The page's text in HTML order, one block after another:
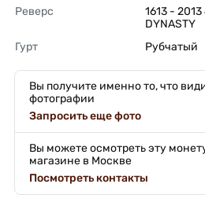
Реверс
1613 - 2013
DYNASTY
Гурт
Рубчатый
Вы получите именно то, что
фотографии
Запросить еще фото
Вы можете осмотреть эту
магазине в Москве
Посмотреть контакты